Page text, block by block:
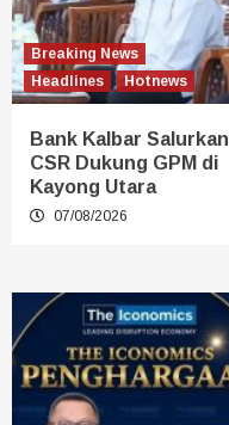
Breaking News
Headlines
Hotnews
Bank Kalbar Salurkan
CSR Dukung GPM di
Kayong Utara
07/08/2026